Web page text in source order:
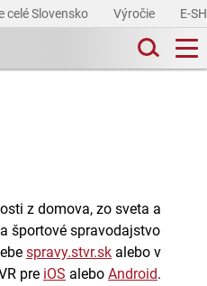
celé Slovensko Výročie E-
z domova, zo sveta a
športové spravodajstvo
spravy.stvr.sk alebo v
pre iOS alebo Android.